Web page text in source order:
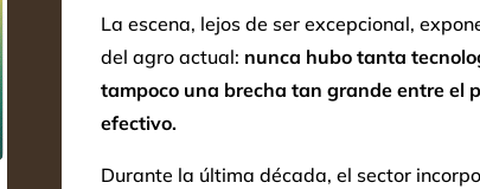
La escena, lejos de ser excepcional,
del agro actual: nunca hubo tanta
tampoco una brecha tan grande entre el
efectivo.
Durante la última década, el sector